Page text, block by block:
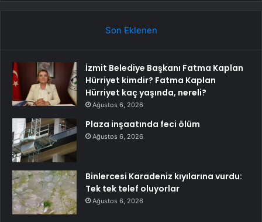
Son Eklenen
İzmit Belediye Başkanı Fatma Kaplan
Hürriyet kimdir? Fatma Kaplan
Hürriyet kaç yaşında, nereli?
Ağustos 6, 2026
Plaza inşaatında feci ölüm
Ağustos 6, 2026
Binlercesi Karadeniz kıyılarına vurdu:
Tek tek telef oluyorlar
Ağustos 6, 2026